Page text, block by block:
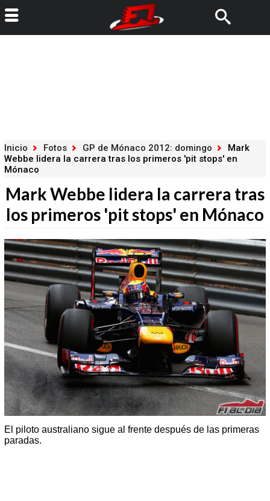
Inicio Fotos GP de Mónaco 2012: domingo
Mark
Webbe lidera la carrera tras los primeros 'pit stops' en
Mónaco
Mark Webbe lidera la carrera tras
los primeros 'pit stops' en Mónaco
El piloto australiano sigue al frente después de las primeras
paradas.